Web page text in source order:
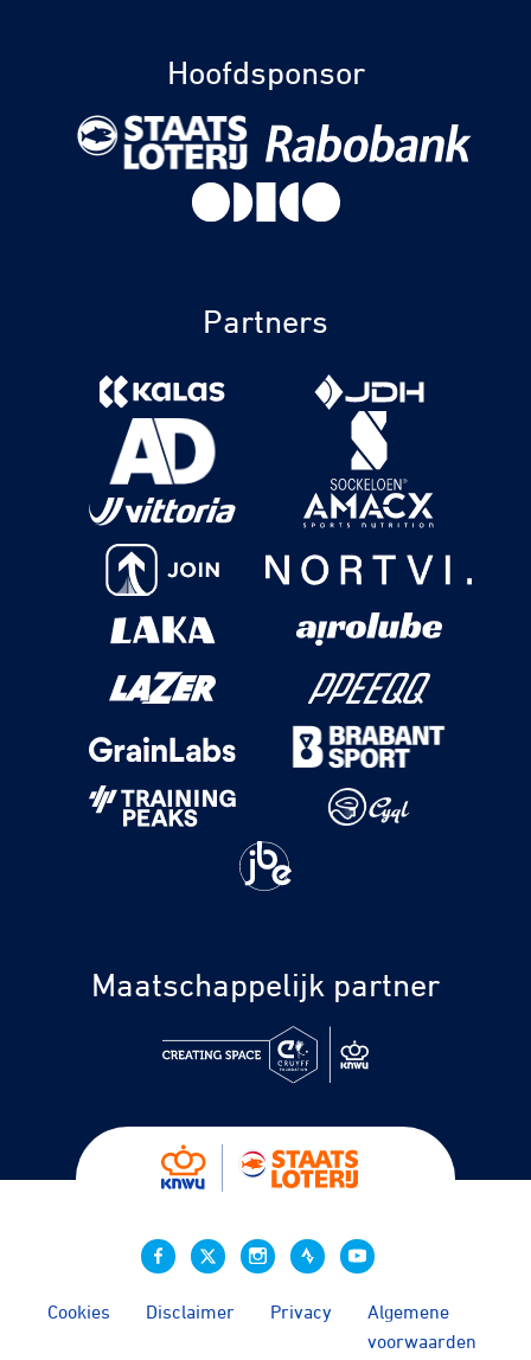
Hoofdsponsor
Partners
Maatschappelijk partner
Cookies Disclaimer Privacy
Algemene
voorwaarden